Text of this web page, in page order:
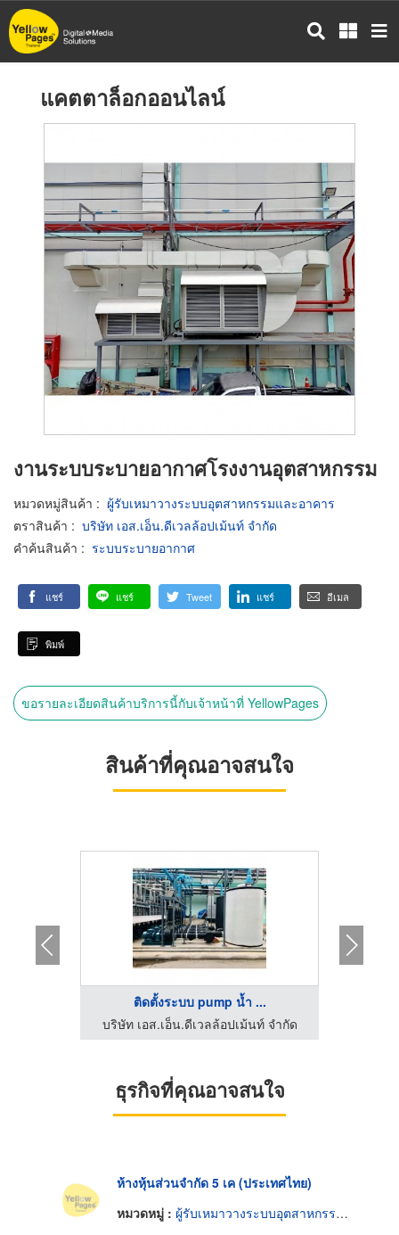
ข้าม
ไป
แคตตาล็อกออนไลน์
งานระบบระบายอากาศโรงงานอุตสาหกรรม
หมวดหมู่สินค้า : ผู้รับเหมาวางระบบอุตสาหกรรมและอาคาร
ตราสินค้า : บริษัท เอส.เอ็น.ดีเวลล้อปเม้นท์ จำกัด
คำค้นสินค้า : ระบบระบายอากาศ
แชร์ แชร์ Tweet แชร์ อีเมล
พิมพ์
ขอรายละเอียดสินค้าบริการนี้กับเจ้าหน้าที่ YellowPages
สินค้าที่คุณอาจสนใจ
ติดตั้งระบบ pump น้ำ ...
บริษัท เอส.เอ็น.ดีเวลล้อปเม้นท์ จำกัด
ธุรกิจที่คุณอาจสนใจ
ห้างหุ้นส่วนจำกัด 5 เค (ประเทศไทย)
หมวดหมู่ : ผู้รับเหมาวางระบบอุตสาหกรรมและอาคาร